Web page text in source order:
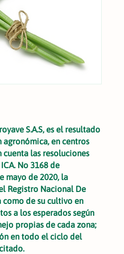
S.A.S, es el resultado
en centros
las resoluciones
No 3168 de
mayo de 2020, la
Registro Nacional De
como de su cultivo en
a los esperados según
propias de cada zona;
en todo el ciclo del